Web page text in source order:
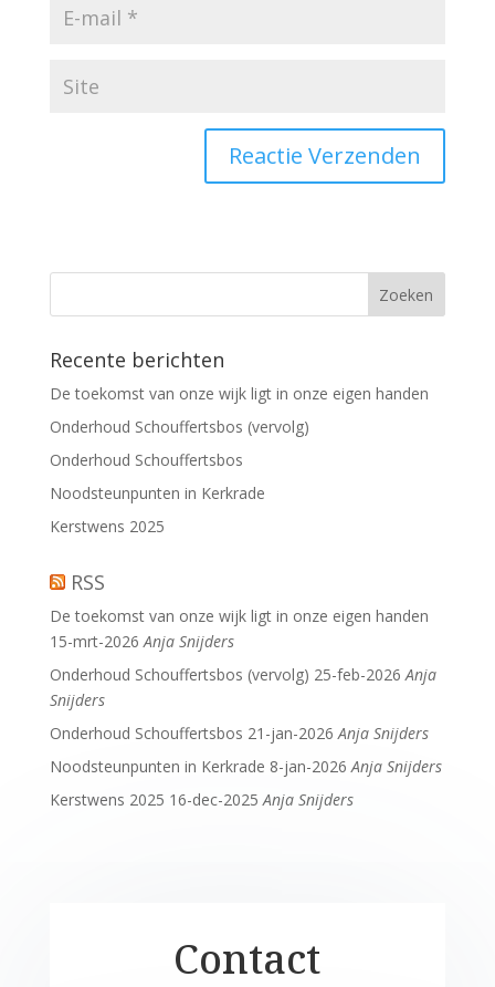
Recente berichten
De toekomst van onze wijk ligt in onze eigen handen
Onderhoud Schouffertsbos (vervolg)
Onderhoud Schouffertsbos
Noodsteunpunten in Kerkrade
Kerstwens 2025
RSS
De toekomst van onze wijk ligt in onze eigen handen
15-mrt-2026 Anja Snijders
Onderhoud Schouffertsbos (vervolg) 25-feb-2026 Anja
Snijders
Onderhoud Schouffertsbos 21-jan-2026 Anja Snijders
Noodsteunpunten in Kerkrade 8-jan-2026 Anja Snijders
Kerstwens 2025 16-dec-2025 Anja Snijders
Contact